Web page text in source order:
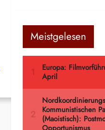
Meistgelesen